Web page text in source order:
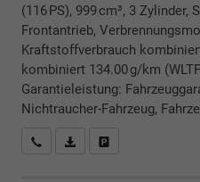
(116 PS), 999 cm³, 3 Zylinder,
Frontantrieb,
Kraftstoffverbrauch
kombiniert 134.00 g/km
Garantieleistung:
Nichtraucher-Fahrzeug,
Rückrufbitte absenden
PDF-Datei,